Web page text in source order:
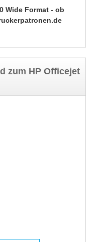
Wide Format - ob
zum HP Officejet